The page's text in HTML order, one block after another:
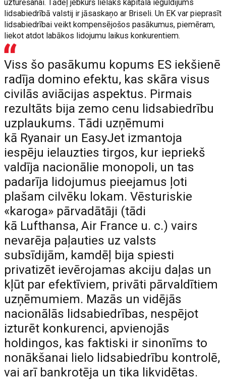
uzturēšanai. Tādēļ jebkurš lielāks kapitāla ieguldījums
lidsabiedrībā valstij ir jāsaskaņo ar Briseli. Un EK var pieprasīt
lidsabiedrībai veikt kompensējošos pasākumus, piemēram,
liekot atdot labākos lidojumu laikus konkurentiem.
Viss šo pasākumu kopums ES iekšienē
radīja domino efektu, kas skāra visus
civilās aviācijas aspektus. Pirmais
rezultāts bija zemo cenu lidsabiedrību
uzplaukums. Tādi uzņēmumi
kā Ryanair un EasyJet izmantoja
iespēju ielauzties tirgos, kur iepriekš
valdīja nacionālie monopoli, un tas
padarīja lidojumus pieejamus ļoti
plašam cilvēku lokam. Vēsturiskie
«karoga» pārvadātāji (tādi
kā Lufthansa, Air France u. c.) vairs
nevarēja paļauties uz valsts
subsīdijām, kamdēļ bija spiesti
privatizēt ievērojamas akciju daļas un
kļūt par efektīviem, privāti pārvaldītiem
uzņēmumiem. Mazās un vidējās
nacionālās lidsabiedrības, nespējot
izturēt konkurenci, apvienojās
holdingos, kas faktiski ir sinonīms to
nonākšanai lielo lidsabiedrību kontrolē,
vai arī bankrotēja un tika likvidētas.